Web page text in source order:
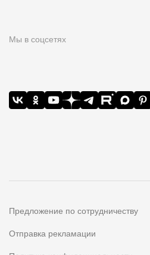
Мы в соцсетях
Предложение по сотрудничеству
Отправка рекламации